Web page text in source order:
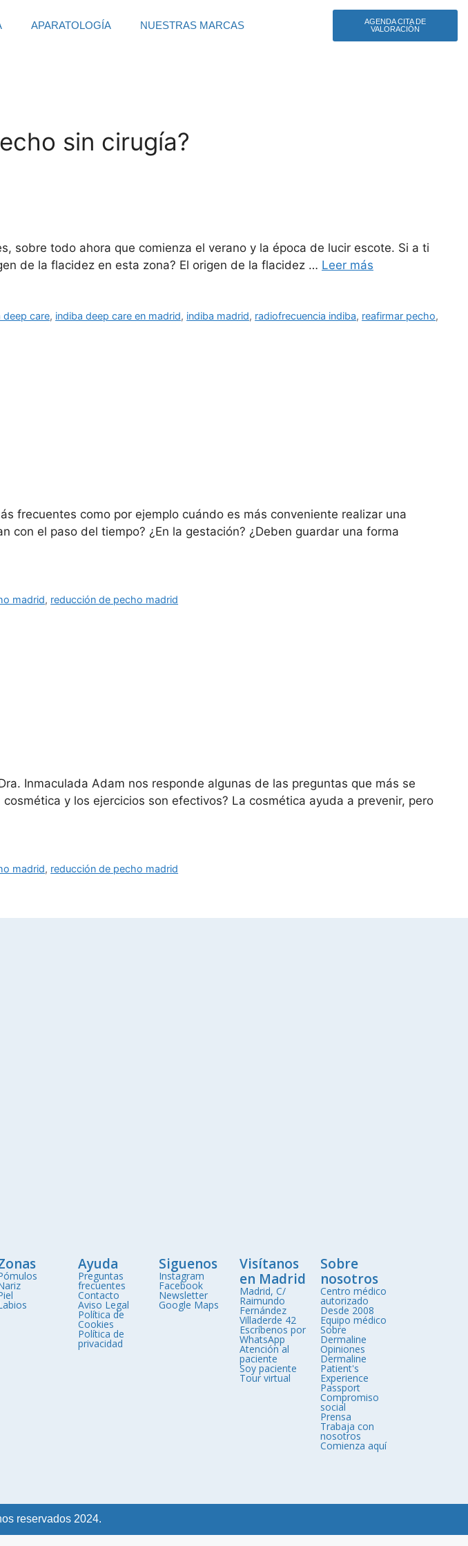
APARATOLOGÍA NUESTRAS MARCAS
AGENDA CITA DE
VALORACIÓN
sin cirugía?
sobre todo ahora que comienza el verano y la época de lucir escote. Si a ti
de la flacidez en esta zona? El origen de la flacidez … Leer más
deep care, indiba deep care en madrid, indiba madrid, radiofrecuencia indiba, reafirmar pecho,
frecuentes como por ejemplo cuándo es más conveniente realizar una
con el paso del tiempo? ¿En la gestación? ¿Deben guardar una forma
madrid, reducción de pecho madrid
Inmaculada Adam nos responde algunas de las preguntas que más se
y los ejercicios son efectivos? La cosmética ayuda a prevenir, pero
madrid, reducción de pecho madrid
Ayuda
Preguntas
frecuentes
Contacto
Aviso Legal
Política de
Cookies
Política de
privacidad
Siguenos
Instagram
Facebook
Newsletter
Google Maps
Visítanos
en Madrid
Madrid, C/
Raimundo
Fernández
Villaderde 42
Escríbenos por
WhatsApp
Atención al
paciente
Soy paciente
Tour virtual
Sobre
nosotros
Centro médico
autorizado
Desde 2008
Equipo médico
Sobre
Dermaline
Opiniones
Dermaline
Patient's
Experience
Passport
Compromiso
social
Prensa
Trabaja con
nosotros
Comienza aquí
reservados 2024.